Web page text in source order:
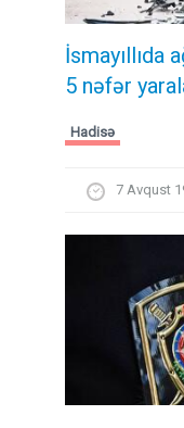
İsmayıllıda
5 nəfər
Hadisə
7 Avqust